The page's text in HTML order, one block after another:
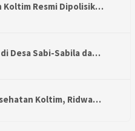
Koltim Resmi Dipolisik…
Desa Sabi-Sabila da…
Koltim, Ridwa…